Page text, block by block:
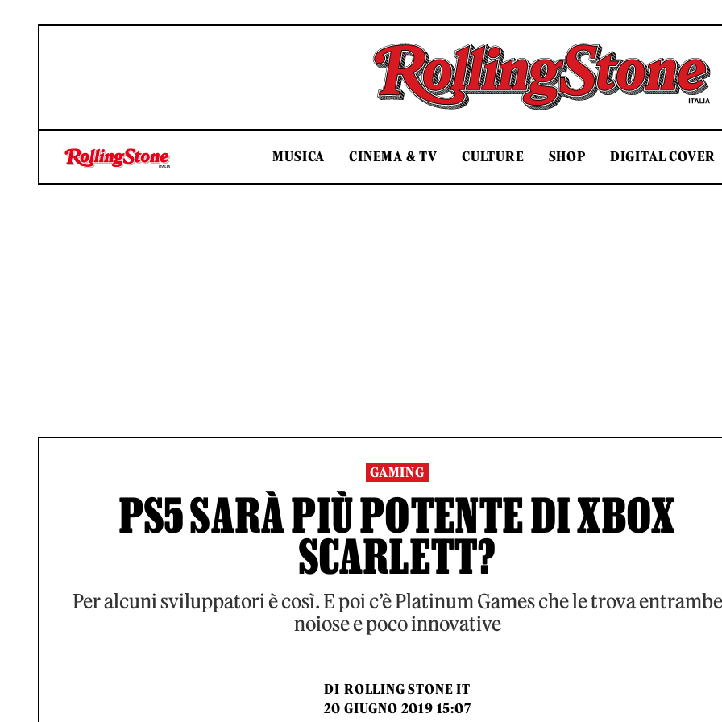
Rolling Stone Italia
MUSICA CINEMA & TV CULTURE SHOP DIGITAL COVER
GAMING
PS5 SARÀ PIÙ POTENTE DI XBOX
SCARLETT?
Per alcuni sviluppatori è così. E poi c’è Platinum Games che le trova entrambe
noiose e poco innovative
DI ROLLING STONE IT
20 GIUGNO 2019 15:07